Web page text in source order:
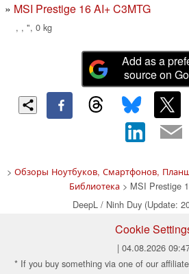
MSI Prestige 16 AI+ C3MTG
, , ", 0 kg
Add as a
source on
> Обзоры Ноутбуков, Смартфонов,
Библиотека> MSI Prestige
DeepL / Ninh Duy (Update:
Cookie
| 04.08.2026
* If you buy something via one of our